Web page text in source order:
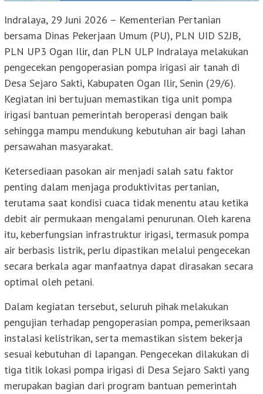
Indralaya, 29 Juni 2026 – Kementerian Pertanian
bersama Dinas Pekerjaan Umum (PU), PLN UID S2JB,
PLN UP3 Ogan Ilir, dan PLN ULP Indralaya melakukan
pengecekan pengoperasian pompa irigasi air tanah di
Desa Sejaro Sakti, Kabupaten Ogan Ilir, Senin (29/6).
Kegiatan ini bertujuan memastikan tiga unit pompa
irigasi bantuan pemerintah beroperasi dengan baik
sehingga mampu mendukung kebutuhan air bagi lahan
persawahan masyarakat.
Ketersediaan pasokan air menjadi salah satu faktor
penting dalam menjaga produktivitas pertanian,
terutama saat kondisi cuaca tidak menentu atau ketika
debit air permukaan mengalami penurunan. Oleh karena
itu, keberfungsian infrastruktur irigasi, termasuk pompa
air berbasis listrik, perlu dipastikan melalui pengecekan
secara berkala agar manfaatnya dapat dirasakan secara
optimal oleh petani.
Dalam kegiatan tersebut, seluruh pihak melakukan
pengujian terhadap pengoperasian pompa, pemeriksaan
instalasi kelistrikan, serta memastikan sistem bekerja
sesuai kebutuhan di lapangan. Pengecekan dilakukan di
tiga titik lokasi pompa irigasi di Desa Sejaro Sakti yang
merupakan bagian dari program bantuan pemerintah